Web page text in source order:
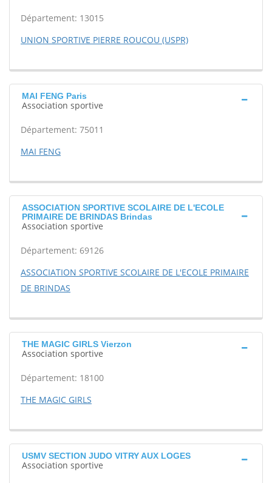
Département: 13015
UNION SPORTIVE PIERRE ROUCOU (USPR)
MAI FENG Paris
Association sportive
Département: 75011
MAI FENG
ASSOCIATION SPORTIVE SCOLAIRE DE L'ECOLE
PRIMAIRE DE BRINDAS Brindas
Association sportive
Département: 69126
ASSOCIATION SPORTIVE SCOLAIRE DE L'ECOLE PRIMAIRE
DE BRINDAS
THE MAGIC GIRLS Vierzon
Association sportive
Département: 18100
THE MAGIC GIRLS
USMV SECTION JUDO VITRY AUX LOGES
Association sportive